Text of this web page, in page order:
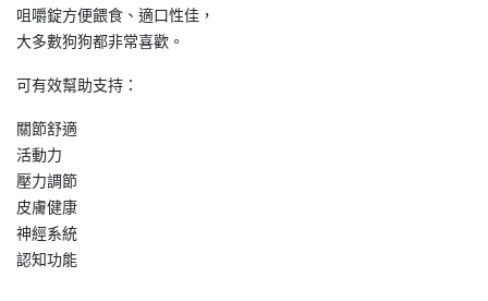
咀嚼錠方便餵食、適口性佳，
大多數狗狗都非常喜歡。
可有效幫助支持：
關節舒適
活動力
壓力調節
皮膚健康
神經系統
認知功能